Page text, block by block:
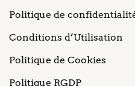
Politique de
Conditions d’Utilisation
Politique de Cookies
Politique RGDP